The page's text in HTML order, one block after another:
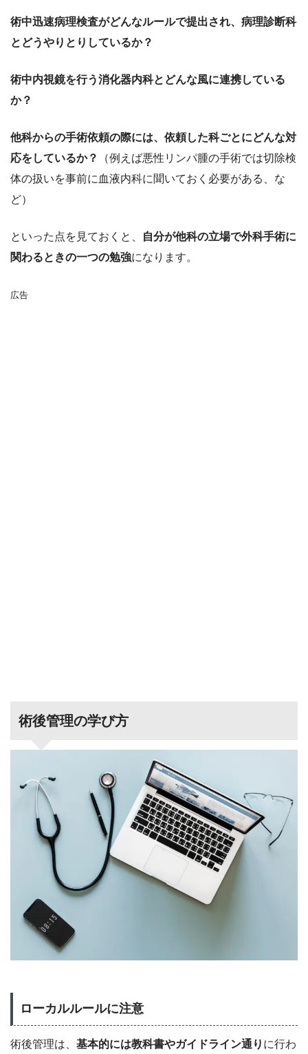
術中迅速病理検査がどんなルールで提出され、病理診断科
とどうやりとりしているか？
術中内視鏡を行う消化器内科とどんな風に連携している
か？
他科からの手術依頼の際には、依頼した科ごとにどんな対
応をしているか？
（例えば悪性リンパ腫の手術では切除検
体の扱いを事前に血液内科に聞いておく必要がある、な
ど）
といった点を見ておくと、
自分が他科の立場で外科手術に
関わるときの一つの勉強になります。
広告
術後管理の学び方
ローカルルールに注意
術後管理は、 基本的には教科書やガイドライン通り に行わ